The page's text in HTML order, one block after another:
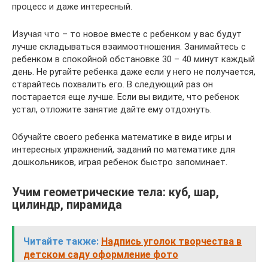
процесс и даже интересный.
Изучая что – то новое вместе с ребенком у вас будут
лучше складываться взаимоотношения. Занимайтесь с
ребенком в спокойной обстановке 30 – 40 минут каждый
день. Не ругайте ребенка даже если у него не получается,
старайтесь похвалить его. В следующий раз он
постарается еще лучше. Если вы видите, что ребенок
устал, отложите занятие дайте ему отдохнуть.
Обучайте своего ребенка математике в виде игры и
интересных упражнений, заданий по математике для
дошкольников, играя ребенок быстро запоминает.
Учим геометрические тела: куб, шар,
цилиндр, пирамида
Читайте также: Надпись уголок творчества в
детском саду оформление фото